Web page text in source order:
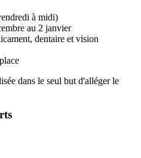
à midi)
au 2 janvier
dentaire et vision
dans le seul but d'alléger le